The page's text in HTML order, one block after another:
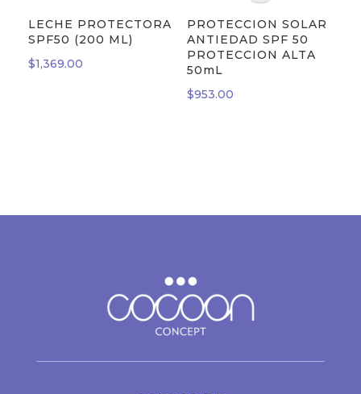
LECHE PROTECTORA
SPF50 (200 ML)
$1,369.00
PROTECCION SOLAR
ANTIEDAD SPF 50
PROTECCION ALTA
50mL
$953.00